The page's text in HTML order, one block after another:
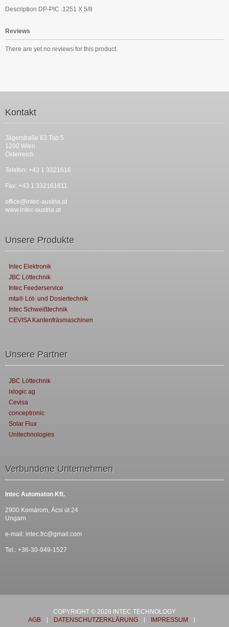
Description DP-PIC .1251 X 5/8
Reviews
There are yet no reviews for this product.
Kontakt
Jägerstraße 63 Top 5
1200 Wien
Österreich
Telefon: +43 1 3321616
Fax: +43 1 332161611
office@intec-austria.at
www.intec-austria.at
Unsere Produkte
Intec Elektronik
JBC Löttechnik
Intec Feederservice
mta® Löt- und Dosiertechnik
Intec Schweißtechnik
CEVISA Kantenfräsmaschinen
Unsere Partner
JBC Löttechnik
ixlogic ag
Cevisa
conceptronic
Solar Flux
Unitechnologies
Verbundene Unternehmen
Intec Automaton Kft.
2900 Komárom, Ácsi út 24
Ungarn
e-mail: intec.frc@gmail.com
Tel.: +36-30-949-1527
COPYRIGHT © 2026 INTEC TECHNOLOGY
AGB
DATENSCHUTZERKLÄRUNG IMPRESSUM